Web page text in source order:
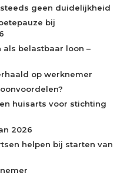
geen duidelijkheid
bij
belastbaar loon –
op werknemer
huisarts voor stichting
2026
helpen bij starten van